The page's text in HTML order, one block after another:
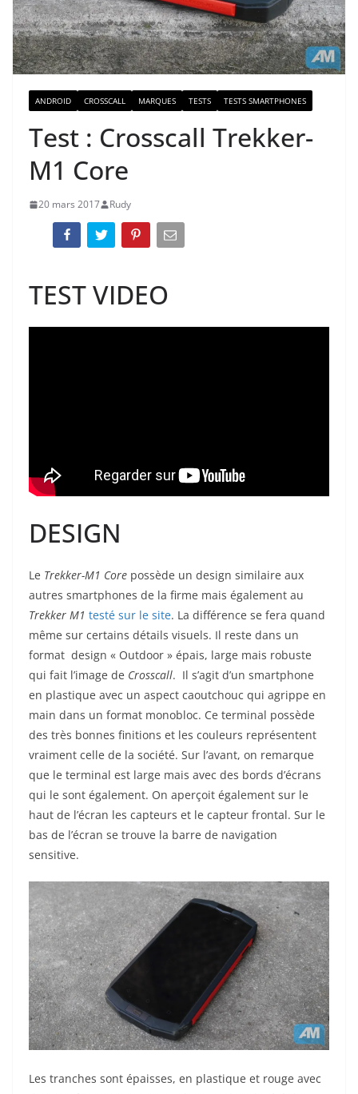
ANDROID CROSSCALL MARQUES TESTS TESTS SMARTPHONES
Test : Crosscall Trekker-
M1 Core
20 mars 2017 Rudy
TEST VIDEO
DESIGN
Le Trekker-M1 Core possède un design similaire aux
autres smartphones de la firme mais également au
Trekker M1 testé sur le site. La différence se fera quand
même sur certains détails visuels. Il reste dans un
format design « Outdoor » épais, large mais robuste
qui fait l’image de Crosscall. Il s’agit d’un smartphone
en plastique avec un aspect caoutchouc qui agrippe en
main dans un format monobloc. Ce terminal possède
des très bonnes finitions et les couleurs représentent
vraiment celle de la société. Sur l’avant, on remarque
que le terminal est large mais avec des bords d’écrans
qui le sont également. On aperçoit également sur le
haut de l’écran les capteurs et le capteur frontal. Sur le
bas de l’écran se trouve la barre de navigation
sensitive.
Les tranches sont épaisses, en plastique et rouge avec